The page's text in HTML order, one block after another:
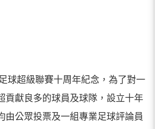
球超級聯賽十周年紀念，為了對一
貢獻良多的球員及球隊，設立十年
由公眾投票及一組專業足球評論員